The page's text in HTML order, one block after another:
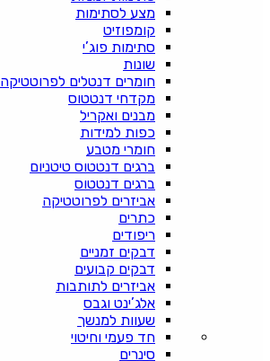
מצע לסתימות
קומפוזיט
סתימות פוג’י
שונות
חומרים דנטלים לפרוטטיקה
מקדחי דנטטוס
מבנים ואקריל
כפות למידות
חומרי מטבע
ברגים דנטטוס טיטניום
ברגים דנטטוס
אביזרים לפרוטטיקה
כתרים
ריפודים
דבקים זמניים
דבקים קבועים
אביזרים לתותבות
אלג’ינט וגבס
שעוות למנשך
חד פעמי וחיטוי
סינרים